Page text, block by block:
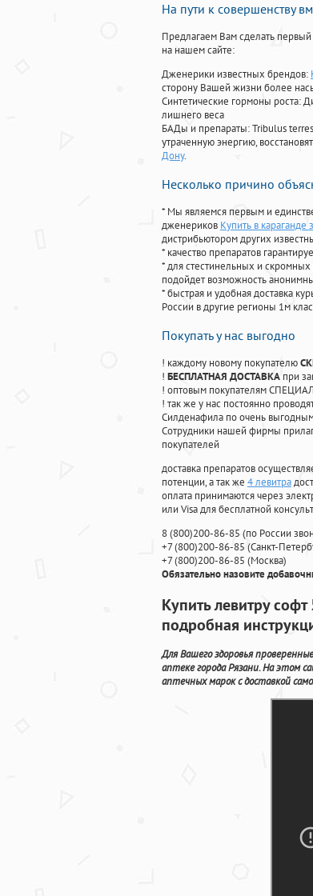
На пути к совершенству
Предлагаем Вам сделать
на нашем сайте:
Дженерики известных брендов:
сторону Вашей жизни более
Синтетические гормоны роста:
лишнего веса
БАДы и препараты:Tribulus
утраченную энергию,
Дону.
Несколько причино
* Мы являемся первым и
дженериков Купить в
дистрибьютором других
* качество препаратов
* для стестинельных и скромных
подойдет возможность
* быстрая и удобная доставка
России в другие регионы 1м
Покупать у нас выгодно
! каждому новому покупателю
! БЕСПЛАТНАЯ ДОСТАВКА при
! оптовым покупателям
! так же у нас постоянно
Силденафила по очень
Cотрудники нашей фирмы
покупателей
доставка препаратов
потенции, а так же 4 левитра
оплата принимаются через
или Visa для бесплатной
8(800)200-86-85 (по России
+7(800)200-86-85 (Санкт-
+7(800)200-86-85 (Москва)
Обязательно назовите
Купить левитру
подробная
Для Вашего здоровья
аптеке города Рязани. На этом
аптечных марок с доставкой